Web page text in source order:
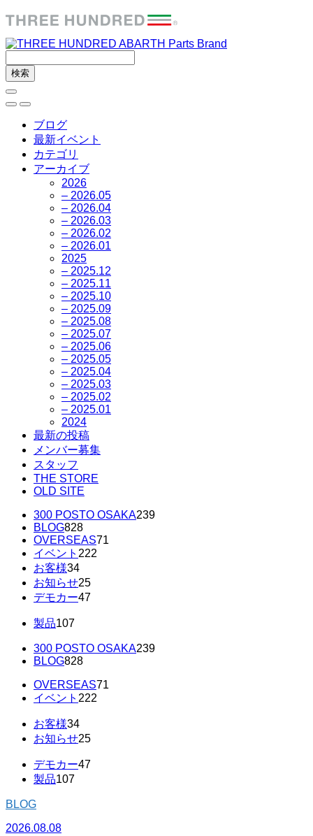
ブログ
最新イベント
カテゴリ
アーカイブ
2026
– 2026.05
– 2026.04
– 2026.03
– 2026.02
– 2026.01
2025
– 2025.12
– 2025.11
– 2025.10
– 2025.09
– 2025.08
– 2025.07
– 2025.06
– 2025.05
– 2025.04
– 2025.03
– 2025.02
– 2025.01
2024
最新の投稿
メンバー募集
スタッフ
THE STORE
OLD SITE
300 POSTO OSAKA239
BLOG828
OVERSEAS71
イベント 222
お客様34
お知らせ25
デモカー47
製品107
300 POSTO OSAKA239
BLOG828
OVERSEAS71
イベント 222
お客様34
お知らせ25
デモカー47
製品107
BLOG
2026.08.08